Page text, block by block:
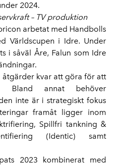
2024.
– TV produktion
arbetat med Handbolls
Världscupen i Idre. Under
i såväl Åre, Falun som Idre
åtgärder kvar att göra för att
Bland annat behöver
inte är i strategiskt fokus
framåt ligger inom
Spillfri tankning &
(Identic) samt
2023 kombinerat med